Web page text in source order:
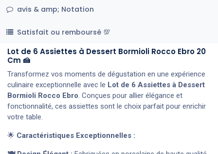
avis & amp; Notation
Satisfait ou remboursé 💯
Lot de 6 Assiettes à Dessert Bormioli Rocco Ebro 20
Cm 🍰
Transformez vos moments de dégustation en une expérience
culinaire exceptionnelle avec le Lot de 6 Assiettes à Dessert
Bormioli Rocco Ebro. Conçues pour allier élégance et
fonctionnalité, ces assiettes sont le choix parfait pour enrichir
votre table.
🌟 Caractéristiques Exceptionnelles :